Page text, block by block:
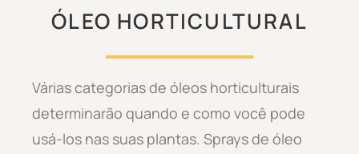
ÓLEO HORTICULTURAL
Várias categorias de óleos horticulturais
determinarão quando e como você pode
usá-los nas suas plantas. Sprays de óleo